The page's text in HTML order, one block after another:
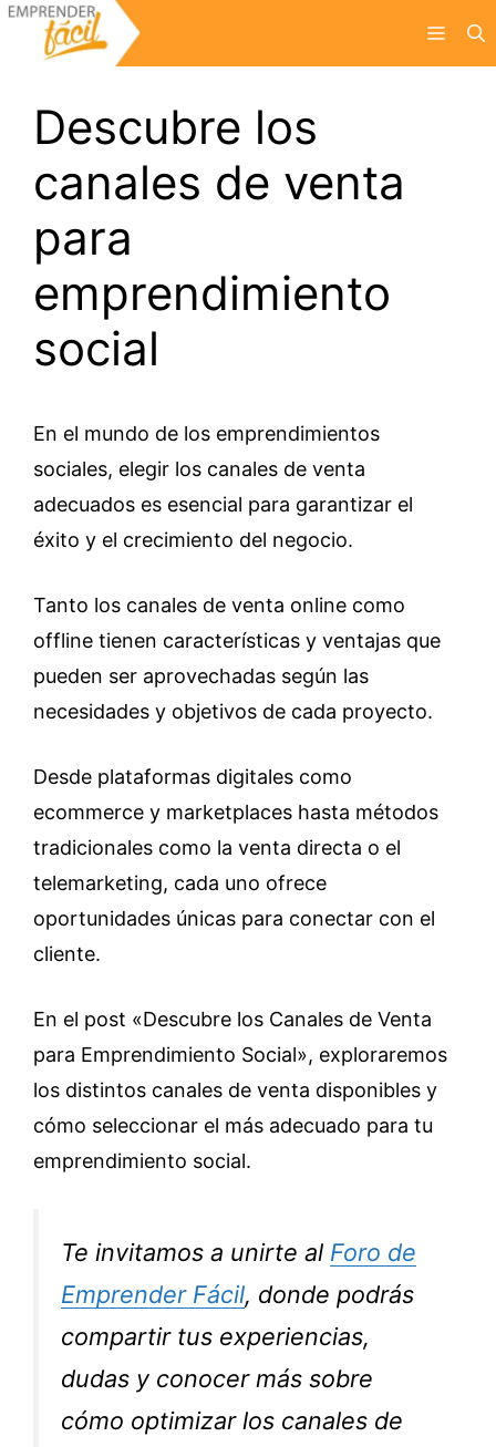
Saltar
Menú
Descubre los
canales de venta
para
emprendimiento
social
En el mundo de los emprendimientos
sociales, elegir los canales de venta
adecuados es esencial para garantizar el
éxito y el crecimiento del negocio.
Tanto los canales de venta online como
offline tienen características y ventajas que
pueden ser aprovechadas según las
necesidades y objetivos de cada proyecto.
Desde plataformas digitales como
ecommerce y marketplaces hasta métodos
tradicionales como la venta directa o el
telemarketing, cada uno ofrece
oportunidades únicas para conectar con el
cliente.
En el post «Descubre los Canales de Venta
para Emprendimiento Social», exploraremos
los distintos canales de venta disponibles y
cómo seleccionar el más adecuado para tu
emprendimiento social.
Te invitamos a unirte al Foro de
Emprender Fácil, donde podrás
compartir tus experiencias,
dudas y conocer más sobre
cómo optimizar los canales de